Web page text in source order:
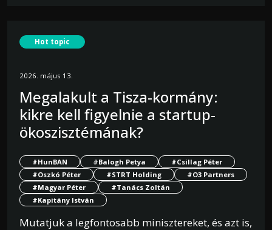
Hot topic
2026. május 13.
Megalakult a Tisza-kormány:
kikre kell figyelnie a startup-
ökoszisztémának?
#HunBAN #Balogh Petya
#Csillag Péter
#Oszkó Péter
#STRT Holding
#O3 Partners
#Magyar Péter
#Tanács Zoltán
#Kapitány István
Mutatjuk a legfontosabb minisztereket, és azt is,